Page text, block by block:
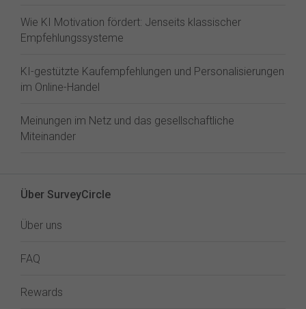
Wie KI Motivation fördert: Jenseits klassischer
Empfehlungssysteme
KI-gestützte Kaufempfehlungen und Personalisierungen
im Online-Handel
Meinungen im Netz und das gesellschaftliche
Miteinander
Über SurveyCircle
Über uns
FAQ
Rewards